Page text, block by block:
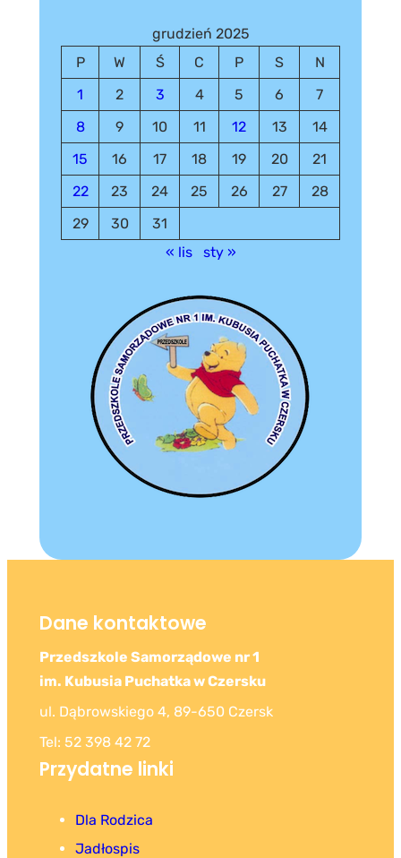
grudzień 2025
P
W Ś C P S
N
1
2 3 4 5 6
7
8
9 10 11 12 13
14
15
16 17 18 19 20
21
22
23 24 25 26 27
28
29
30
31
« lis
sty »
Dane kontaktowe
Przedszkole Samorządowe nr 1
im. Kubusia Puchatka w Czersku
ul. Dąbrowskiego 4, 89-650 Czersk
Tel: 52 398 42 72
Przydatne linki
Dla Rodzica
Jadłospis